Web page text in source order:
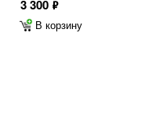
3 300 ф
В корзину